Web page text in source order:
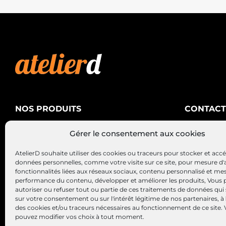
Gérer le consentement aux cookies
AtelierD souhaite utiliser des cookies ou traceurs pour stocker et
données personnelles, comme votre visite sur ce site, pour mesure
fonctionnalités liées aux réseaux sociaux, contenu personnalisé et
performance du contenu, développer et améliorer les produits, Vous
autoriser ou refuser tout ou partie de ces traitements de données qui
sur votre consentement ou sur l'intérêt légitime de nos partenaires, à
des cookies et/ou traceurs nécessaires au fonctionnement de ce site.
pouvez modifier vos choix à tout moment.
NOS PRODUITS
Alternateurs – Démarreurs
CONTACT
AtelierD
88200
03 29 22 34